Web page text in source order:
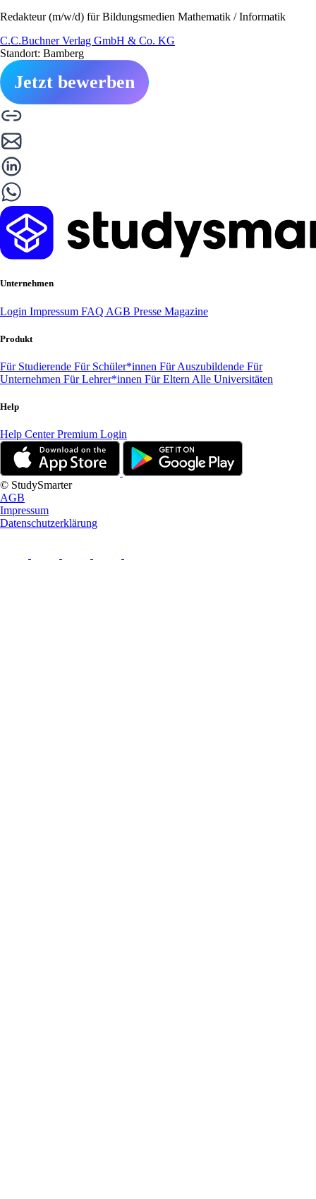
Redakteur (m/w/d) für Bildungsmedien Mathematik / Informatik
C.C.Buchner Verlag GmbH & Co. KG
Standort: Bamberg
Jetzt bewerben
Unternehmen
Login Impressum FAQ AGB Presse Magazine
Produkt
Für Studierende Für Schüler*innen Für Auszubildende Für
Unternehmen Für Lehrer*innen Für Eltern Alle Universitäten
Help
Help CenterPremium Login
© StudySmarter
AGB
Impressum
Datenschutzerklärung